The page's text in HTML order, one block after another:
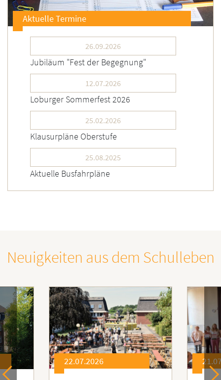
Aktuelle Termine
26.09.2026
Jubiläum "Fest der Begegnung"
12.07.2026
Loburger Sommerfest 2026
25.02.2026
Klausurpläne Oberstufe
25.08.2025
Aktuelle Busfahrpläne
Neuigkeiten aus dem Schulleben
22.07.2026 21.07.2026